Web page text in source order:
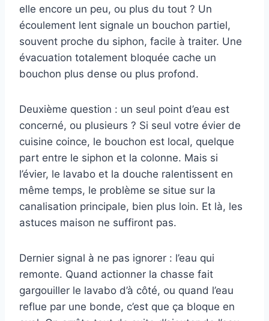
elle encore un peu, ou plus du tout ? Un
écoulement lent signale un bouchon partiel,
souvent proche du siphon, facile à traiter. Une
évacuation totalement bloquée cache un
bouchon plus dense ou plus profond.
Deuxième question : un seul point d’eau est
concerné, ou plusieurs ? Si seul votre évier de
cuisine coince, le bouchon est local, quelque
part entre le siphon et la colonne. Mais si
l’évier, le lavabo et la douche ralentissent en
même temps, le problème se situe sur la
canalisation principale, bien plus loin. Et là, les
astuces maison ne suffiront pas.
Dernier signal à ne pas ignorer : l’eau qui
remonte. Quand actionner la chasse fait
gargouiller le lavabo d’à côté, ou quand l’eau
reflue par une bonde, c’est que ça bloque en